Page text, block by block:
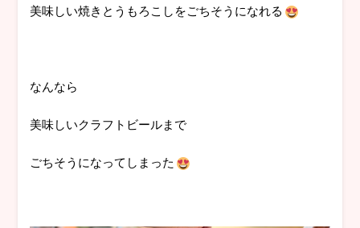
美味しい焼きとうもろこしをごちそうになれる
なんなら
美味しいクラフトビールまで
ごちそうになってしまった